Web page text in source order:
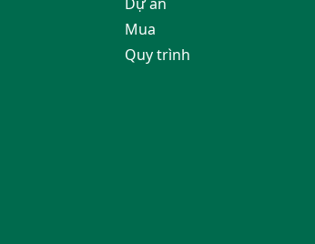
Mua
Quy trình